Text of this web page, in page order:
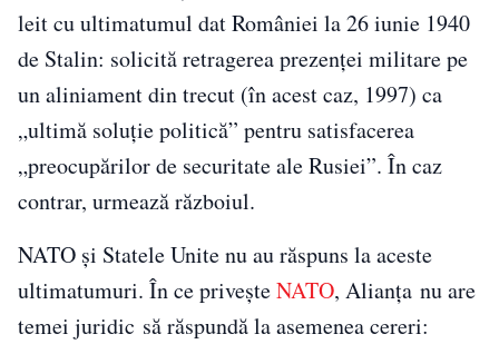
leit cu ultimatumul dat României la 26 iunie 1940
de Stalin: solicită retragerea prezenței militare pe
un aliniament din trecut (în acest caz, 1997) ca
„ultimă soluție politică” pentru satisfacerea
„preocupărilor de securitate ale Rusiei”. În caz
contrar, urmează războiul.
NATO și Statele Unite nu au răspuns la aceste
ultimatumuri. În ce priveșteNATO, Alianța nu are
temei juridic să răspundă la asemenea cereri: